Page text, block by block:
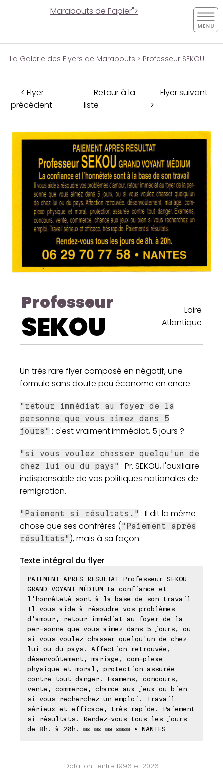
Marabouts de Papier">
La Galerie des Flyers de Marabouts > Professeur SEKOU
< Flyer
précédent
Retour à la
liste
Flyer suivant
>
Professeur
SEKOU
Loire
Atlantique
Un très rare flyer composé en négatif, une
formule sans doute peu économe en encre.
"retour immédiat au foyer de la
personne que vous aimez dans 5
jours" : c'est vraiment immédiat, 5 jours ?
"si vous voulez chasser quelqu'un de
chez lui ou du pays" : Pr. SEKOU, l'auxiliaire
indispensable de vos politiques nationales de
remigration.
"Paiement si résultats." : Il dit la même
chose que ses confrères ("Paiement après
résultats" ), mais à sa façon.
Texte intégral du flyer
PAIEMENT APRES RESULTAT Professeur SEKOU
GRAND VOYANT MÉDIUM La confiance et
l'honnêteté sont à la base de son travail
Il vous aide à résoudre vos problèmes
d'amour, retour immédiat au foyer de la
per-sonne que vous aimez dans 5 jours, ou
si vous voulez chasser quelqu'un de chez
lui ou du pays. Affection retrouvée,
désenvoûtement, mariage, com-plexe
physique et moral, protection assurée
contre tout danger. Examens, concours,
vente, commerce, chance aux jeux ou bien
si vous recherchez un emploi. Travail
sérieux et efficace, très rapide. Paiement
si résultats. Rendez-vous tous les jours
de 8h. à 20h. ⊠⊠ ⊠⊠ ⊠⊠ ⊠⊠⊠⊠ • NANTES
Datation : entre 1996 et 2026